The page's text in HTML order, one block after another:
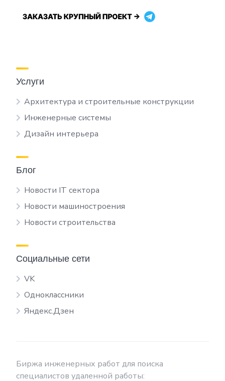
Услуги
Архитектура и строительные конструкции
Инженерные системы
Дизайн интерьера
Блог
Новости IT сектора
Новости машиностроения
Новости строительства
Социальные сети
VK
Одноклассники
Яндекс.Дзен
Биржа инженерных работ для поиска
специалистов удаленной работы: